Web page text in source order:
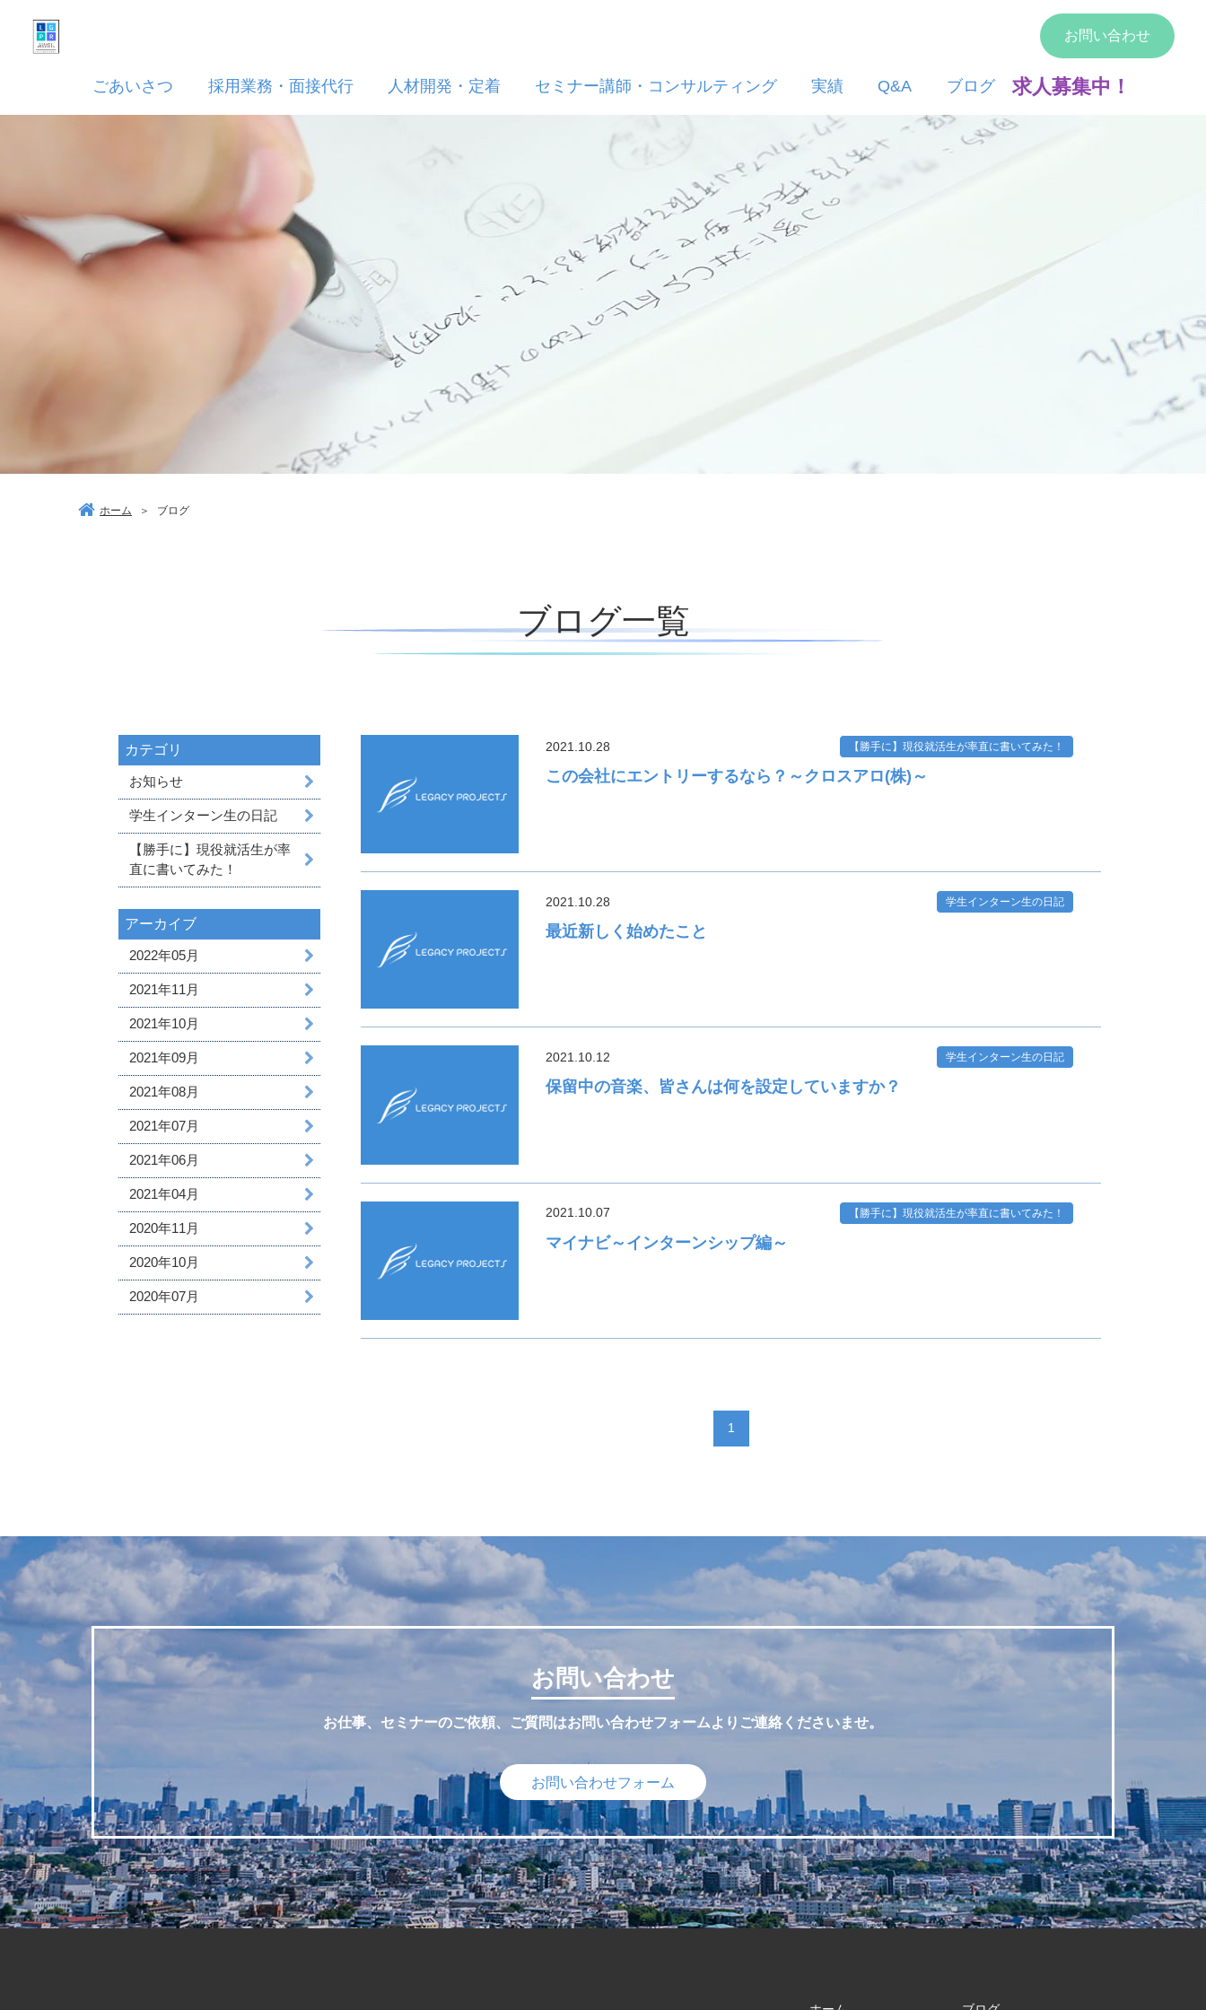
ごあいさつ 採用業務・面接代行 人材開発・定着 セミナー講師・コンサルティング 実績 Q&A ブログ 求人募集中！
お問い合わせ
ホーム ＞ ブログ
ブログ一覧
カテゴリ
お知らせ
学生インターン生の日記
【勝手に】現役就活生が率
直に書いてみた！
アーカイブ
2022年05月
2021年11月
2021年10月
2021年09月
2021年08月
2021年07月
2021年06月
2021年04月
2020年11月
2020年10月
2020年07月
2021.10.28 【勝手に】現役就活生が率直に書いてみた！
この会社にエントリーするなら？～クロスアロ(株)～
2021.10.28 学生インターン生の日記
最近新しく始めたこと
2021.10.12 学生インターン生の日記
保留中の音楽、皆さんは何を設定していますか？
2021.10.07 【勝手に】現役就活生が率直に書いてみた！
マイナビ～インターンシップ編～
1
お問い合わせ
お仕事、セミナーのご依頼、ご質問はお問い合わせフォームよりご連絡くださいませ。
お問い合わせフォーム